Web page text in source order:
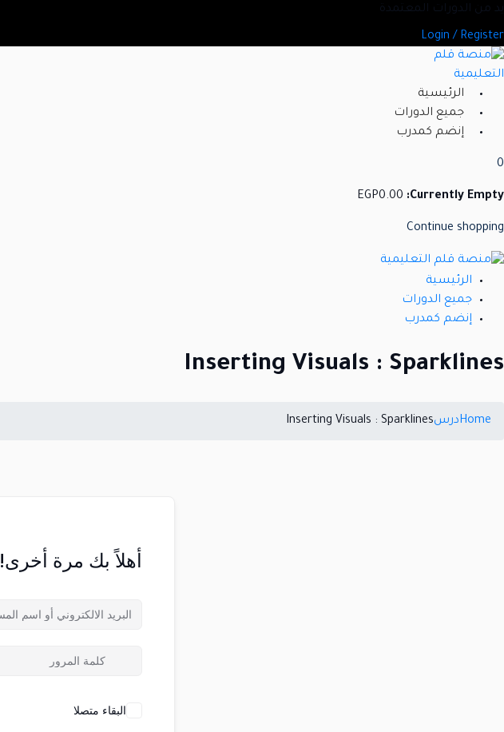
Skip
content
من الدورات المعتمدة
Login / Register
الرئيسية
جميع الدورات
إنضم كمدرب
0
Currently Empty:
EGP0.00
Continue shopping
الرئيسية
جميع الدورات
إنضم كمدرب
Inserting Visuals : Sparklines
HomeدرسInserting Visuals : Sparklines
أهلاً بك مرة أخرى!
البقاء متصلا